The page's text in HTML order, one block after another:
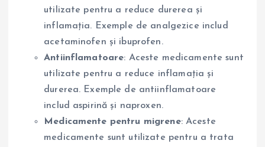
utilizate pentru a reduce durerea și
inflamația. Exemple de analgezice includ
acetaminofen și ibuprofen.
Antiinflamatoare: Aceste medicamente sunt
utilizate pentru a reduce inflamația și
durerea. Exemple de antiinflamatoare
includ aspirină și naproxen.
Medicamente pentru migrene: Aceste
medicamente sunt utilizate pentru a trata